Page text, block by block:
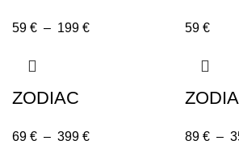
59 € – 199 € 59 €
ZODIAC
69 € – 399 € 89 € –